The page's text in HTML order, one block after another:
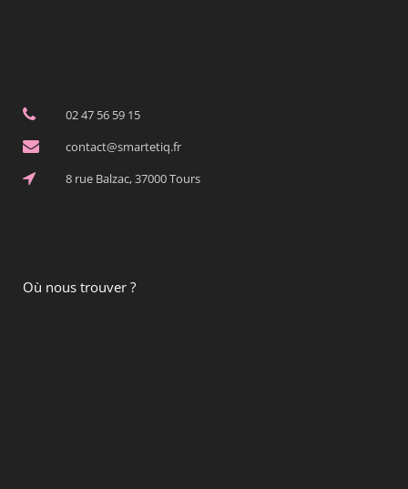
02 47 56 59 15
contact@smartetiq.fr
8 rue Balzac, 37000 Tours
Où nous trouver ?